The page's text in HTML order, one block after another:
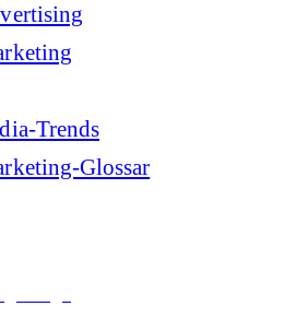
Trends
Glossar